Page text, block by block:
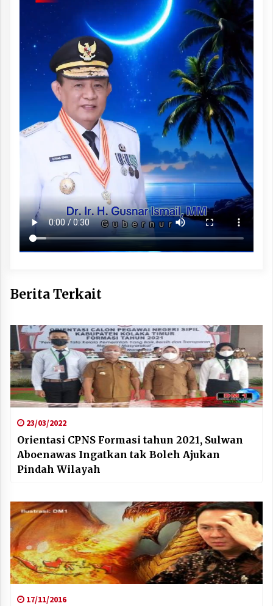
Berita Terkait
23/03/2022
Orientasi CPNS Formasi tahun 2021, Sulwan
Aboenawas Ingatkan tak Boleh Ajukan
Pindah Wilayah
17/11/2016